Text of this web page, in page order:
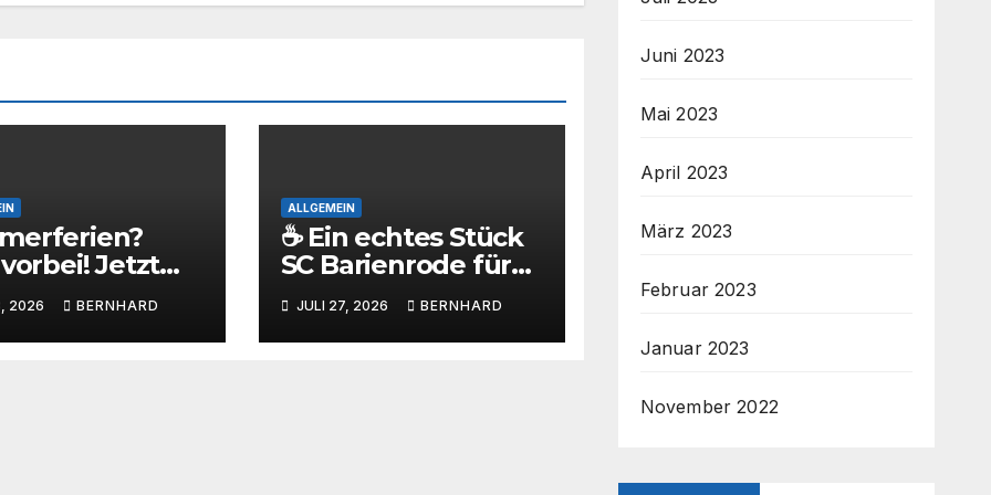
Jetzt
Ball wieder
SC
2026 BERNHARD
ALLGEMEIN
☕ Ein echtes Stück
SC Barienrode für
Zuhause – die SCB-
Sammlertasse
kommt!
JULI 27, 2026 BERNHARD
Juni 2023
Mai 2023
April 2023
März 2023
Februar 2023
Januar 2023
November 2022